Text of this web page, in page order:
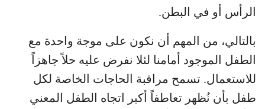
الرأس أو في البطن.
بالتالي، من المهم أن نكون على موجة واحدة مع
الطفل الموجود أمامنا لئلا نفرض عليه حلاً جاهزاً
للاستعمال. تسمح مراقبة الحاجات الخاصة لكل
طفل بأن نُظهر تعاطفاً أكبر اتجاه الطفل المعني